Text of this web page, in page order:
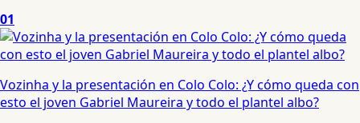
01
Vozinha y la presentación en Colo Colo: ¿Y cómo queda con
esto el joven Gabriel Maureira y todo el plantel albo?